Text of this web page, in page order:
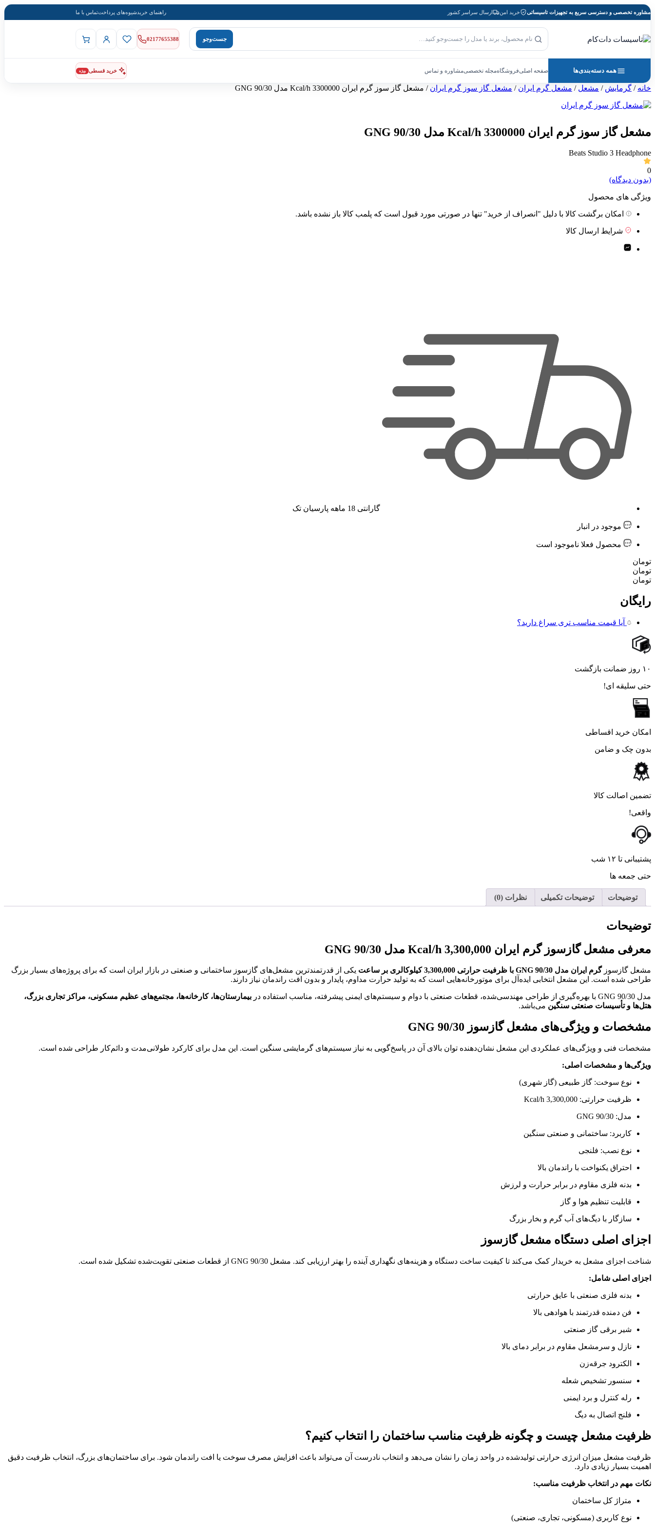
پرش
مشاوره تخصصی و دسترسی سریع به تجهیزات تاسیساتی خرید امن ارسال سراسر کشور راهنمای خریدشیوه‌های پرداختتماس با ما
بازگشت به صفحه اصلی جست‌وجوی محصول جست‌وجو 02177655388
همه دسته‌بندی‌ها صفحه اصلیفروشگاهمجله تخصصیمشاوره و تماس خرید قسطی ویژه
خانه / گرمایش / مشعل / مشعل گرم ایران / مشعل گاز سوز گرم ایران / مشعل گاز سوز گرم ایران 3300000 Kcal/h مدل GNG 90/30
مشعل گاز سوز گرم ایران 3300000 Kcal/h مدل GNG 90/30
Beats Studio 3 Headphone
0
(بدون دیدگاه)
ویژگی های محصول
امکان برگشت کالا با دلیل "انصراف از خرید" تنها در صورتی مورد قبول است که پلمب کالا باز نشده باشد.
شرایط ارسال کالا
گارانتی 18 ماهه پارسیان تک
موجود در انبار
محصول فعلا ناموجود است
تومان
تومان
تومان
رایگان
آیا قیمت مناسب تری سراغ دارید؟
۱۰ روز ضمانت بازگشت
حتی سلیقه ای!
امکان خرید اقساطی
بدون چک و ضامن
تضمین اصالت کالا
واقعی!
پشتیبانی تا ۱۲ شب
حتی جمعه ها
توضیحات توضیحات تکمیلی نظرات (0)
توضیحات
معرفی مشعل گازسوز گرم ایران 3,300,000 Kcal/h مدل GNG 90/30
مشعل گازسوزگرم ایران مدل GNG 90/30 با ظرفیت حرارتی 3,300,000 کیلوکالری بر ساعت
یکی از قدرتمندترین مشعل‌های گازسوز ساختمانی و صنعتی در بازار ایران است که برای پروژه‌های بسیار بزرگ
طراحی شده است. این مشعل انتخابی ایده‌آل برای موتورخانه‌هایی است که به تولید حرارت مداوم، پایدار و بدون افت راندمان نیاز دارند.
مدل GNG 90/30 با بهره‌گیری از طراحی مهندسی‌شده، قطعات صنعتی با دوام و سیستم‌های ایمنی پیشرفته، مناسب استفاده در
بیمارستان‌ها، کارخانه‌ها، مجتمع‌های عظیم مسکونی، مراکز تجاری بزرگ،
هتل‌ها و تأسیسات صنعتی سنگین می‌باشد.
مشخصات و ویژگی‌های مشعل گازسوز GNG 90/30
مشخصات فنی و ویژگی‌های عملکردی این مشعل نشان‌دهنده توان بالای آن در پاسخ‌گویی به نیاز سیستم‌های گرمایشی سنگین است. این مدل برای کارکرد طولانی‌مدت و دائم‌کار طراحی شده است.
ویژگی‌ها و مشخصات اصلی:
نوع سوخت: گاز طبیعی (گاز شهری)
ظرفیت حرارتی: 3,300,000 Kcal/h
مدل: GNG 90/30
کاربرد: ساختمانی و صنعتی سنگین
نوع نصب: فلنجی
احتراق یکنواخت با راندمان بالا
بدنه فلزی مقاوم در برابر حرارت و لرزش
قابلیت تنظیم هوا و گاز
سازگار با دیگ‌های آب گرم و بخار بزرگ
اجزای اصلی دستگاه مشعل گازسوز
شناخت اجزای مشعل به خریدار کمک می‌کند تا کیفیت ساخت دستگاه و هزینه‌های نگهداری آینده را بهتر ارزیابی کند. مشعل GNG 90/30 از قطعات صنعتی تقویت‌شده تشکیل شده است.
اجزای اصلی شامل:
بدنه فلزی صنعتی با عایق حرارتی
فن دمنده قدرتمند با هوادهی بالا
شیر برقی گاز صنعتی
نازل و سرمشعل مقاوم در برابر دمای بالا
الکترود جرقه‌زن
سنسور تشخیص شعله
رله کنترل و برد ایمنی
فلنج اتصال به دیگ
ظرفیت مشعل چیست و چگونه ظرفیت مناسب ساختمان را انتخاب کنیم؟
ظرفیت مشعل میزان انرژی حرارتی تولیدشده در واحد زمان را نشان می‌دهد و انتخاب نادرست آن می‌تواند باعث افزایش مصرف سوخت یا افت راندمان شود. برای ساختمان‌های بزرگ، انتخاب ظرفیت دقیق
اهمیت بسیار زیادی دارد.
نکات مهم در انتخاب ظرفیت مناسب:
متراژ کل ساختمان
نوع کاربری (مسکونی، تجاری، صنعتی)